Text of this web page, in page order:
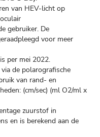
van HEV-licht op
gebruiker. De
voor meer
per mei 2022.
de polarografische
van rand- en
(cm/sec) (ml O2/ml x
zuurstof in
en is berekend aan de